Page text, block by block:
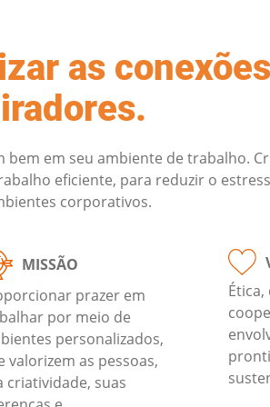
as
bem em seu ambiente de trabalho.
eficiente, para reduzir o
corporativos.
MISSÃO
prazer em
por meio de
personalizados,
valorizem as pessoas,
criatividade, suas